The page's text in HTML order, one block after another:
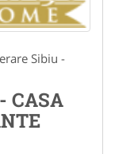
Sibiu -
CASA